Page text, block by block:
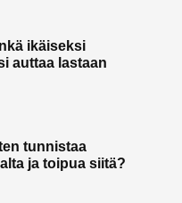
ikäiseksi
auttaa lastaan
tunnistaa
ja toipua siitä?